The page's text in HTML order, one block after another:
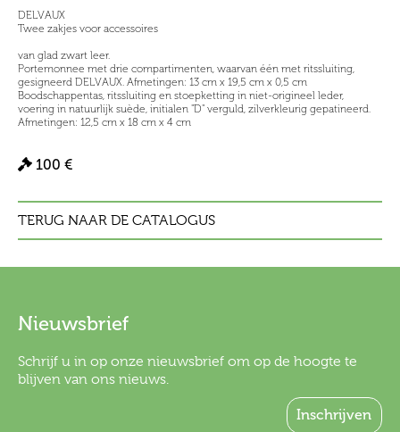
DELVAUX
Twee zakjes voor accessoires
van glad zwart leer.
Portemonnee met drie compartimenten, waarvan één met ritssluiting,
gesigneerd DELVAUX. Afmetingen: 13 cm x 19,5 cm x 0,5 cm
Boodschappentas, ritssluiting en stoepketting in niet-origineel leder,
voering in natuurlijk suède, initialen "D" verguld, zilverkleurig gepatineerd.
Afmetingen: 12,5 cm x 18 cm x 4 cm
100 €
TERUG NAAR DE CATALOGUS
Nieuwsbrief
Schrijf u in op onze nieuwsbrief om op de hoogte te
blijven van ons nieuws.